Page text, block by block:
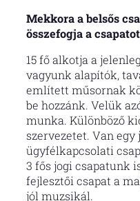
Mekkora a belsős
összefogja a
15 fő alkotja a
vagyunk alapítók,
említett műsornak
be hozzánk. Velük
munka. Különböző
szervezetet. Van
ügyfélkapcsolati
3 fős jogi csapatunk
fejlesztői csapat a
jól muzsikál.